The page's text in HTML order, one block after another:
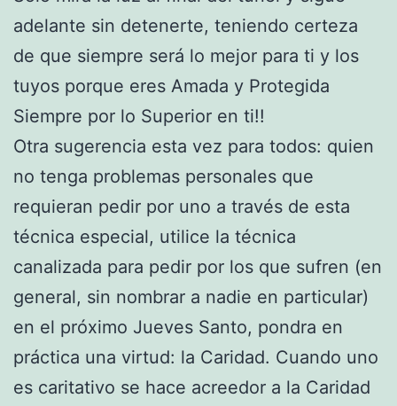
adelante sin detenerte, teniendo certeza
de que siempre será lo mejor para ti y los
tuyos porque eres Amada y Protegida
Siempre por lo Superior en ti!!
Otra sugerencia esta vez para todos: quien
no tenga problemas personales que
requieran pedir por uno a través de esta
técnica especial, utilice la técnica
canalizada para pedir por los que sufren (en
general, sin nombrar a nadie en particular)
en el próximo Jueves Santo, pondra en
práctica una virtud: la Caridad. Cuando uno
es caritativo se hace acreedor a la Caridad